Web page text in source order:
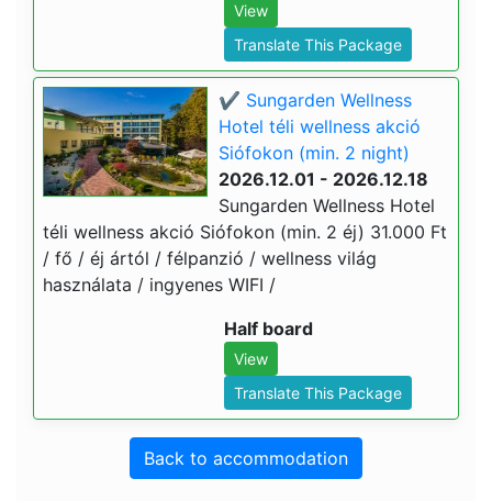
View
Translate This Package
✔️ Sungarden Wellness
Hotel téli wellness akció
Siófokon (min. 2 night)
2026.12.01 - 2026.12.18
Sungarden Wellness Hotel
téli wellness akció Siófokon (min. 2 éj) 31.000 Ft
/ fő / éj ártól / félpanzió / wellness világ
használata / ingyenes WIFI /
Half board
View
Translate This Package
Back to accommodation